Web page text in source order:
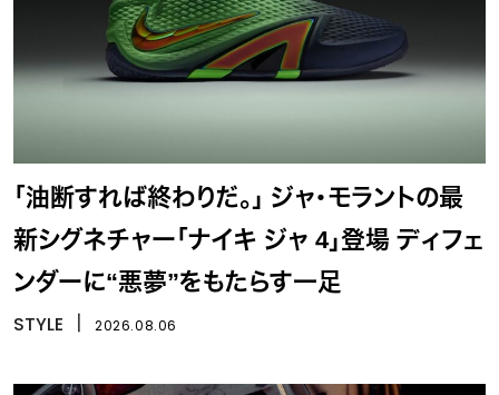
「油断すれば終わりだ。」 ジャ・モラントの最
新シグネチャー「ナイキ ジャ 4」登場 ディフェ
ンダーに“悪夢”をもたらす一足
STYLE 2026.08.06